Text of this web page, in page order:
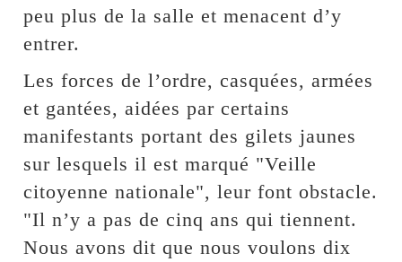
peu plus de la salle et menacent d’y
entrer.
Les forces de l’ordre, casquées, armées
et gantées, aidées par certains
manifestants portant des gilets jaunes
sur lesquels il est marqué "Veille
citoyenne nationale", leur font obstacle.
"Il n’y a pas de cinq ans qui tiennent.
Nous avons dit que nous voulons dix